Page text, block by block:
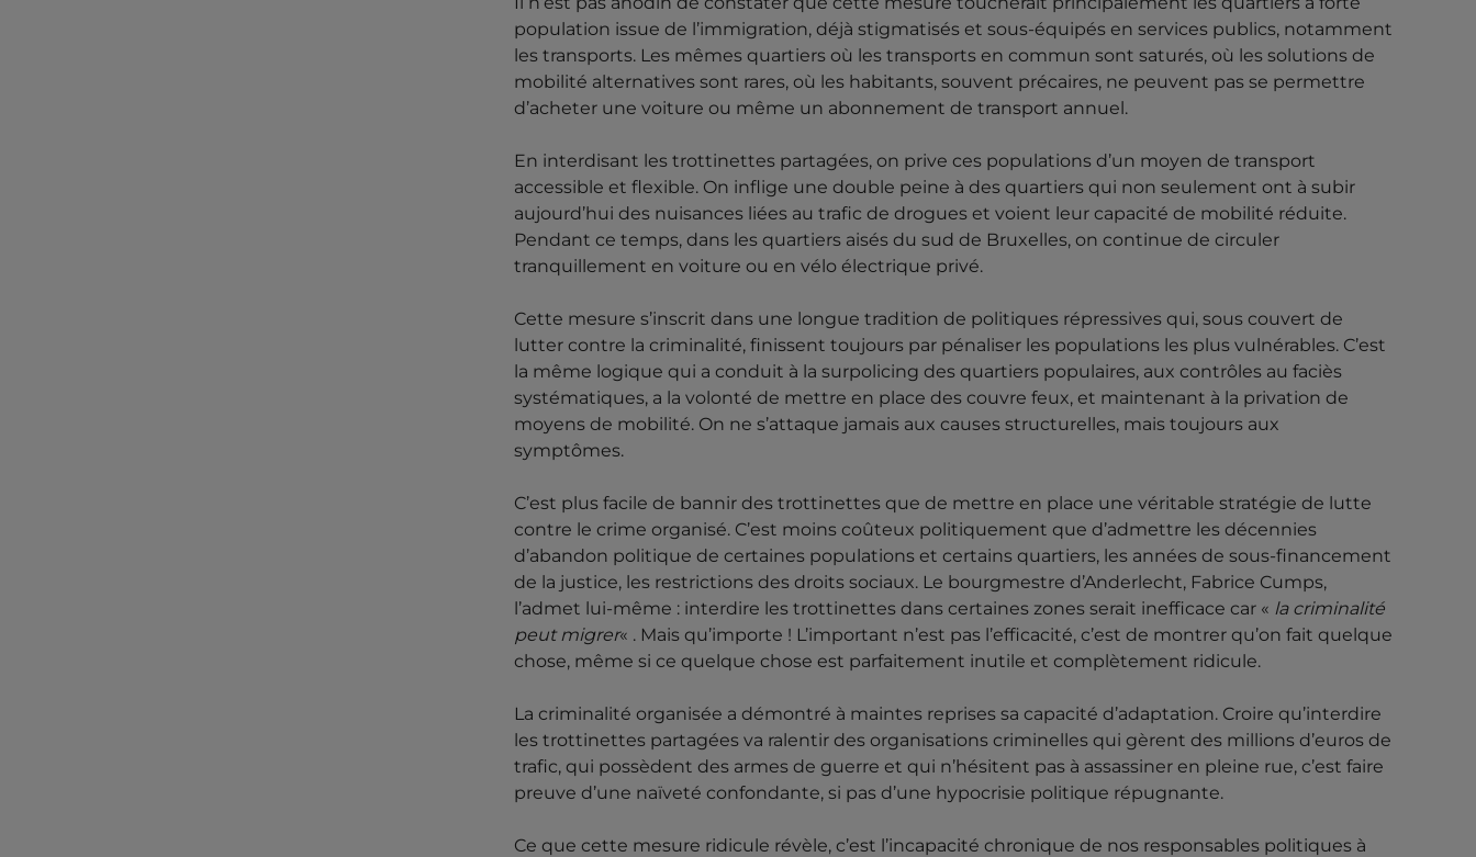
population issue de l’immigration, déjà stigmatisés et sous-équipés en services publics, notamment
les transports. Les mêmes quartiers où les transports en commun sont saturés, où les solutions de
mobilité alternatives sont rares, où les habitants, souvent précaires, ne peuvent pas se permettre
d’acheter une voiture ou même un abonnement de transport annuel.
En interdisant les trottinettes partagées, on prive ces populations d’un moyen de transport
accessible et flexible. On inflige une double peine à des quartiers qui non seulement ont à subir
aujourd’hui des nuisances liées au trafic de drogues et voient leur capacité de mobilité réduite.
Pendant ce temps, dans les quartiers aisés du sud de Bruxelles, on continue de circuler
tranquillement en voiture ou en vélo électrique privé.
Cette mesure s’inscrit dans une longue tradition de politiques répressives qui, sous couvert de
lutter contre la criminalité, finissent toujours par pénaliser les populations les plus vulnérables. C’est
la même logique qui a conduit à la surpolicing des quartiers populaires, aux contrôles au faciès
systématiques, a la volonté de mettre en place des couvre feux, et maintenant à la privation de
moyens de mobilité. On ne s’attaque jamais aux causes structurelles, mais toujours aux
symptômes.
C’est plus facile de bannir des trottinettes que de mettre en place une véritable stratégie de lutte
contre le crime organisé. C’est moins coûteux politiquement que d’admettre les décennies
d’abandon politique de certaines populations et certains quartiers, les années de sous-financement
de la justice, les restrictions des droits sociaux. Le bourgmestre d’Anderlecht, Fabrice Cumps,
l’admet lui-même : interdire les trottinettes dans certaines zones serait inefficace car « la criminalité
peut migrer« . Mais qu’importe ! L’important n’est pas l’efficacité, c’est de montrer qu’on fait quelque
chose, même si ce quelque chose est parfaitement inutile et complètement ridicule.
La criminalité organisée a démontré à maintes reprises sa capacité d’adaptation. Croire qu’interdire
les trottinettes partagées va ralentir des organisations criminelles qui gèrent des millions d’euros de
trafic, qui possèdent des armes de guerre et qui n’hésitent pas à assassiner en pleine rue, c’est faire
preuve d’une naïveté confondante, si pas d’une hypocrisie politique répugnante.
Ce que cette mesure ridicule révèle, c’est l’incapacité chronique de nos responsables politiques à